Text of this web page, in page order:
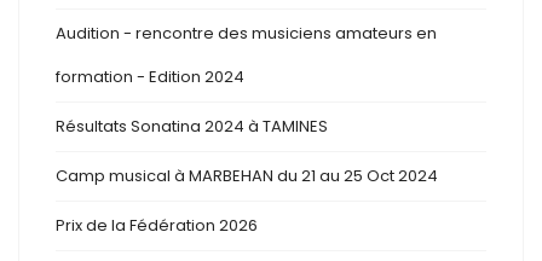
Audition - rencontre des musiciens amateurs en
formation - Edition 2024
Résultats Sonatina 2024 à TAMINES
Camp musical à MARBEHAN du 21 au 25 Oct 2024
Prix de la Fédération 2026